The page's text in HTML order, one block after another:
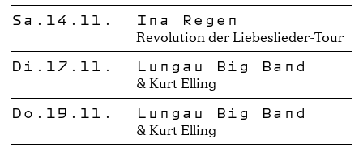
Sa.14.11. Ina Regen
Revolution der Liebeslieder-Tour
Di.17.11. Lungau Big Band
& Kurt Elling
Do.19.11. Lungau Big Band
& Kurt Elling